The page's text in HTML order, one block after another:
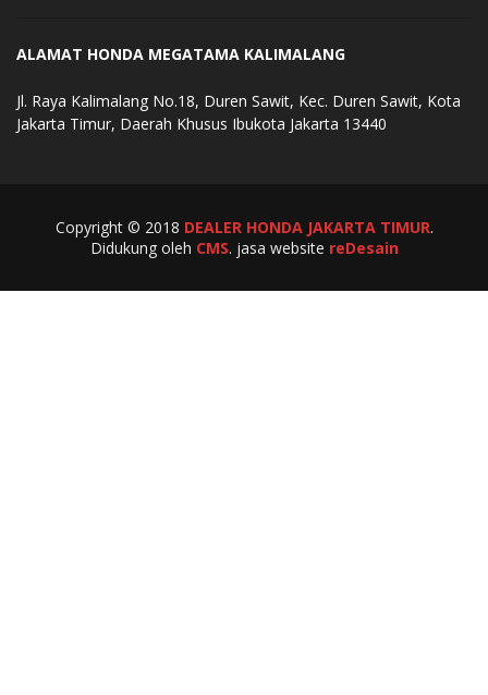
ALAMAT HONDA MEGATAMA KALIMALANG
Jl. Raya Kalimalang No.18, Duren Sawit, Kec. Duren Sawit, Kota
Jakarta Timur, Daerah Khusus Ibukota Jakarta 13440
Copyright © 2018 DEALER HONDA JAKARTA TIMUR.
Didukung oleh CMS. jasa website reDesain